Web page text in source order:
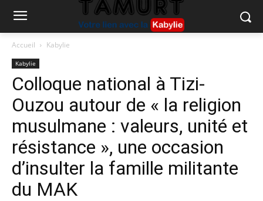
Accueil Kabylie
Kabylie
Colloque national à Tizi-
Ouzou autour de « la religion
musulmane : valeurs, unité et
résistance », une occasion
d’insulter la famille militante
du MAK